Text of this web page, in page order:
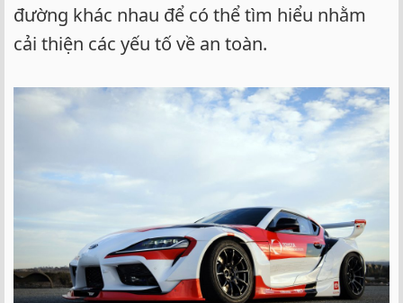
đường khác nhau để có thể tìm hiểu nhằm
cải thiện các yếu tố về an toàn.